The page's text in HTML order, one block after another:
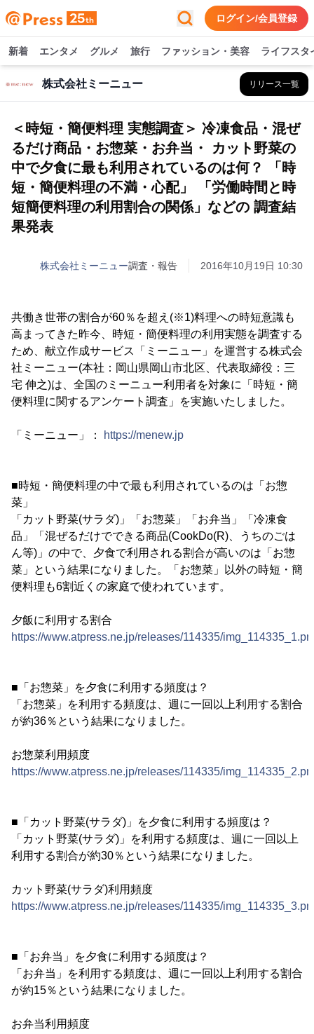
ログイン/会員登録
新着 エンタメ グルメ 旅行 ファッション・美容 ライフスタ
株式会社ミーニュー リリース一覧
＜時短・簡便料理 実態調査＞ 冷凍食品・混ぜ
るだけ商品・お惣菜・お弁当・ カット野菜の
中で夕食に最も利用されているのは何？ 「時
短・簡便料理の不満・心配」 「労働時間と時
短簡便料理の利用割合の関係」などの 調査結
果発表
株式会社ミーニュー調査・報告 2016年10月19日 10:30
共働き世帯の割合が60％を超え(※1)料理への時短意識も
高まってきた昨今、時短・簡便料理の利用実態を調査する
ため、献立作成サービス「ミーニュー」を運営する株式会
社ミーニュー(本社：岡山県岡山市北区、代表取締役：三
宅 伸之)は、全国のミーニュー利用者を対象に「時短・簡
便料理に関するアンケート調査」を実施いたしました。
「ミーニュー」： https://menew.jp
■時短・簡便料理の中で最も利用されているのは「お惣
菜」
「カット野菜(サラダ)」「お惣菜」「お弁当」「冷凍食
品」「混ぜるだけでできる商品(CookDo(R)、うちのごは
ん等)」の中で、夕食で利用される割合が高いのは「お惣
菜」という結果になりました。「お惣菜」以外の時短・簡
便料理も6割近くの家庭で使われています。
夕飯に利用する割合
https://www.atpress.ne.jp/releases/114335/
■「お惣菜」を夕食に利用する頻度は？
「お惣菜」を利用する頻度は、週に一回以上利用する割合
が約36％という結果になりました。
お惣菜利用頻度
https://www.atpress.ne.jp/releases/114335/
■「カット野菜(サラダ)」を夕食に利用する頻度は？
「カット野菜(サラダ)」を利用する頻度は、週に一回以上
利用する割合が約30％という結果になりました。
カット野菜(サラダ)利用頻度
https://www.atpress.ne.jp/releases/114335/
■「お弁当」を夕食に利用する頻度は？
「お弁当」を利用する頻度は、週に一回以上利用する割合
が約15％という結果になりました。
お弁当利用頻度